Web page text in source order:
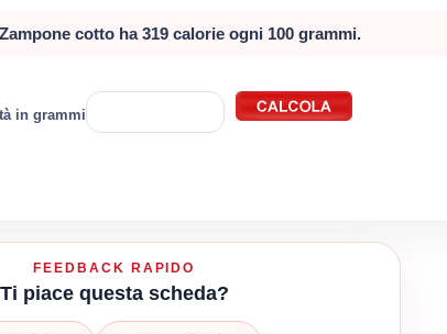
cotto ha 319 calorie ogni 100 grammi.
in grammi
FEEDBACK RAPIDO
Ti piace questa scheda?